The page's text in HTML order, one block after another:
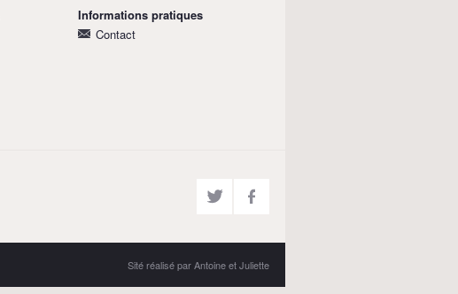
Informations pratiques
Contact
Sité réalisé par Antoine et Juliette